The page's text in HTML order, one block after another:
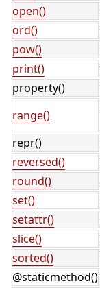
open()
ord()
pow()
print()
property()
range()
repr()
reversed()
round()
set()
setattr()
slice()
sorted()
@staticmethod()